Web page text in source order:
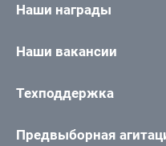
Наши награды
Наши вакансии
Техподдержка
Предвыборная